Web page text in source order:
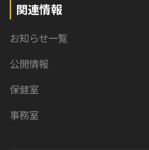
関連情報
お知らせ一覧
公開情報
保健室
事務室